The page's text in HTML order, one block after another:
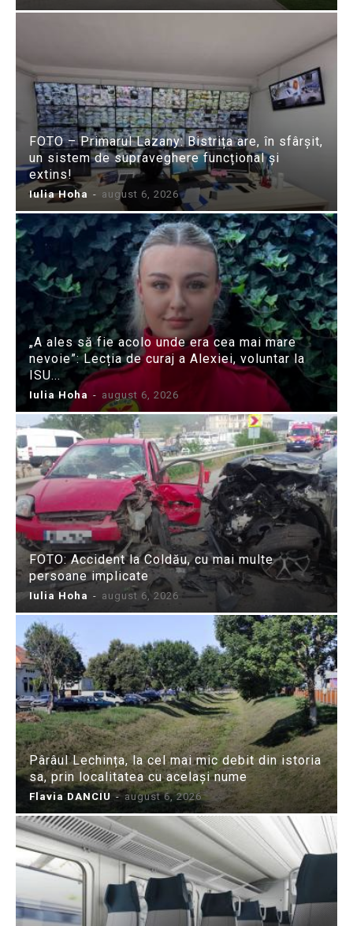
FOTO – Primarul Lazany: Bistrița are, în sfârșit,
un sistem de supraveghere funcțional și
extins!
Iulia Hoha - august 6, 2026
„A ales să fie acolo unde era cea mai mare
nevoie”: Lecția de curaj a Alexiei, voluntar la
ISU...
Iulia Hoha - august 6, 2026
FOTO: Accident la Coldău, cu mai multe
persoane implicate
Iulia Hoha - august 6, 2026
Pârâul Lechința, la cel mai mic debit din istoria
sa, prin localitatea cu același nume
Flavia DANCIU - august 6, 2026